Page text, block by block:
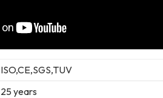
ISO,CE,SGS,TUV
25 years